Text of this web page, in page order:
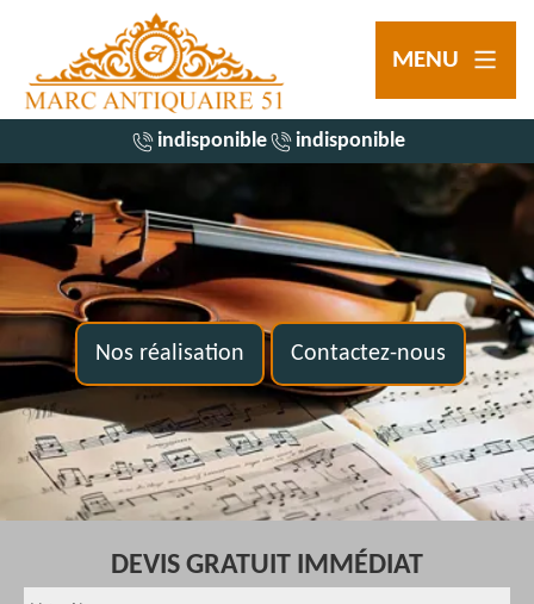
MENU
indisponible indisponible
Nos réalisation Contactez-nous
DEVIS GRATUIT IMMÉDIAT